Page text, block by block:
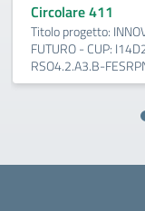
Circolare 411
Titolo progetto:
FUTURO - CUP:
RSO4.2.A3.B-